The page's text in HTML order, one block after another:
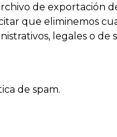
de exportación
que eliminemos
legales o de
de spam.